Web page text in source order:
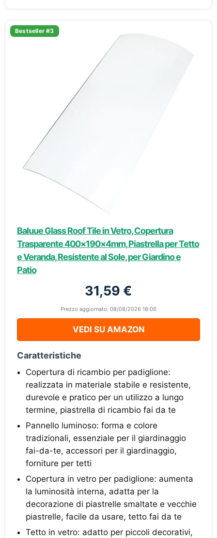
Bestseller #3
Baluue Glass Roof Tile in Vetro, Copertura
Trasparente 400×190×4mm, Piastrella per Tetto
e Veranda, Resistente al Sole, per Giardino e
Patio
31,59 €
Prezzo aggiornato: 08/08/2026 18:06
VEDI SU AMAZON
Caratteristiche
Copertura di ricambio per padiglione:
realizzata in materiale stabile e resistente,
durevole e pratico per un utilizzo a lungo
termine, piastrella di ricambio fai da te
Pannello luminoso: forma e colore
tradizionali, essenziale per il giardinaggio
fai-da-te, accessori per il giardinaggio,
forniture per tetti
Copertura in vetro per padiglione: aumenta
la luminosità interna, adatta per la
decorazione di piastrelle smaltate e vecchie
piastrelle, facile da usare, tetto fai da te
Tetto in vetro: adatto per piccoli decorativi,